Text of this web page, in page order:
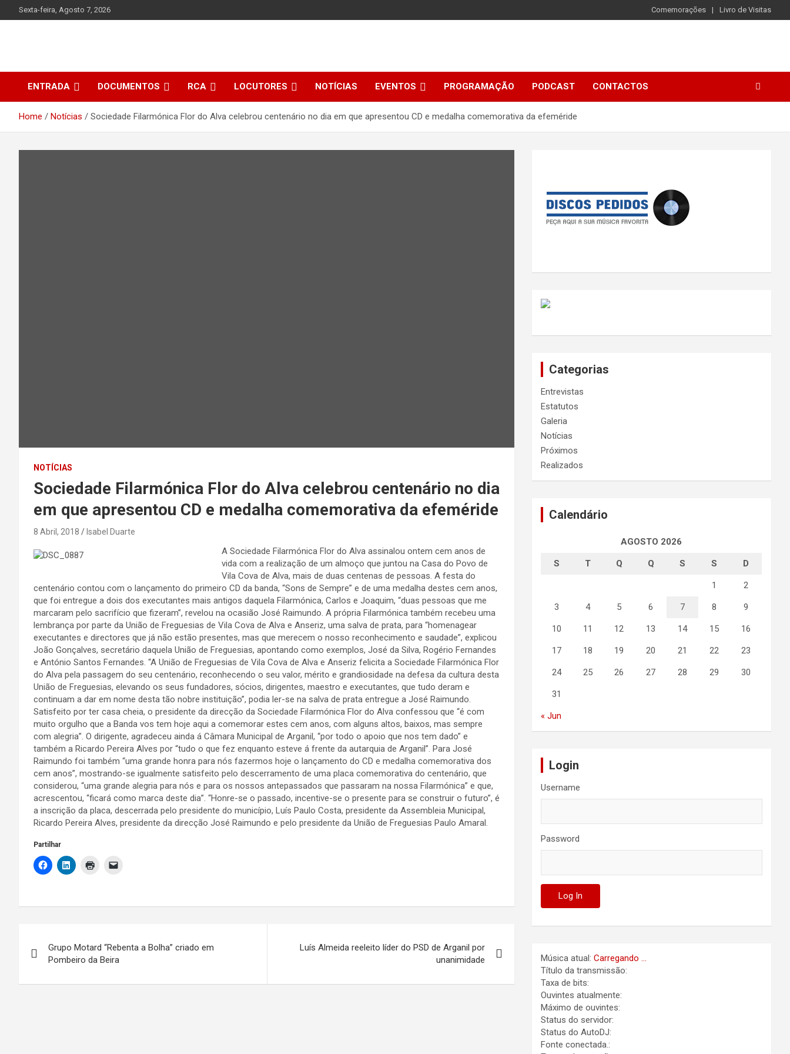
to
Sexta-feira, Agosto 7, 2026 Comemorações Livro de Visitas
ENTRADA DOCUMENTOS RCA LOCUTORES NOTÍCIAS EVENTOS PROGRAMAÇÃO PODCAST CONTACTOS
Home Notícias Sociedade Filarmónica Flor do Alva celebrou centenário no dia em que apresentou CD e medalha comemorativa da efeméride
NOTÍCIAS
Sociedade Filarmónica Flor do Alva celebrou centenário no dia
em que apresentou CD e medalha comemorativa da efeméride
8 Abril, 2018 Isabel Duarte
A Sociedade Filarmónica Flor do Alva assinalou ontem cem anos de
vida com a realização de um almoço que juntou na Casa do Povo de
Vila Cova de Alva, mais de duas centenas de pessoas. A festa do
centenário contou com o lançamento do primeiro CD da banda, “Sons de Sempre” e de uma medalha destes cem anos,
que foi entregue a dois dos executantes mais antigos daquela Filarmónica, Carlos e Joaquim, “duas pessoas que me
marcaram pelo sacrifício que fizeram”, revelou na ocasião José Raimundo. A própria Filarmónica também recebeu uma
lembrança por parte da União de Freguesias de Vila Cova de Alva e Anseriz, uma salva de prata, para “homenagear
executantes e directores que já não estão presentes, mas que merecem o nosso reconhecimento e saudade”, explicou
João Gonçalves, secretário daquela União de Freguesias, apontando como exemplos, José da Silva, Rogério Fernandes
e António Santos Fernandes. “A União de Freguesias de Vila Cova de Alva e Anseriz felicita a Sociedade Filarmónica Flor
do Alva pela passagem do seu centenário, reconhecendo o seu valor, mérito e grandiosidade na defesa da cultura desta
União de Freguesias, elevando os seus fundadores, sócios, dirigentes, maestro e executantes, que tudo deram e
continuam a dar em nome desta tão nobre instituição”, podia ler-se na salva de prata entregue a José Raimundo.
Satisfeito por ter casa cheia, o presidente da direcção da Sociedade Filarmónica Flor do Alva confessou que “é com
muito orgulho que a Banda vos tem hoje aqui a comemorar estes cem anos, com alguns altos, baixos, mas sempre
com alegria”. O dirigente, agradeceu ainda á Câmara Municipal de Arganil, “por todo o apoio que nos tem dado” e
também a Ricardo Pereira Alves por “tudo o que fez enquanto esteve á frente da autarquia de Arganil”. Para José
Raimundo foi também “uma grande honra para nós fazermos hoje o lançamento do CD e medalha comemorativa dos
cem anos”, mostrando-se igualmente satisfeito pelo descerramento de uma placa comemorativa do centenário, que
considerou, “uma grande alegria para nós e para os nossos antepassados que passaram na nossa Filarmónica” e que,
acrescentou, “ficará como marca deste dia”. “Honre-se o passado, incentive-se o presente para se construir o futuro”, é
a inscrição da placa, descerrada pelo presidente do município, Luís Paulo Costa, presidente da Assembleia Municipal,
Ricardo Pereira Alves, presidente da direcção José Raimundo e pelo presidente da União de Freguesias Paulo Amaral.
Partilhar
de
artigos
Grupo Motard “Rebenta a Bolha” criado em
Pombeiro da Beira
Luís Almeida reeleito líder do PSD de Arganil por
unanimidade
Categorias
Entrevistas
Estatutos
Galeria
Notícias
Próximos
Realizados
Calendário
AGOSTO 2026
S T Q Q S S D
1 2
3 4 5 6 7 8 9
10 11 12 13 14 15 16
17 18 19 20 21 22 23
24 25 26 27 28 29 30
31
« Jun
Login
Username
Password
Música atual:Carregando ...
Título da transmissão:
Taxa de bits:
Ouvintes atualmente:
Máximo de ouvintes:
Status do servidor:
Status do AutoDJ:
Fonte conectada.: